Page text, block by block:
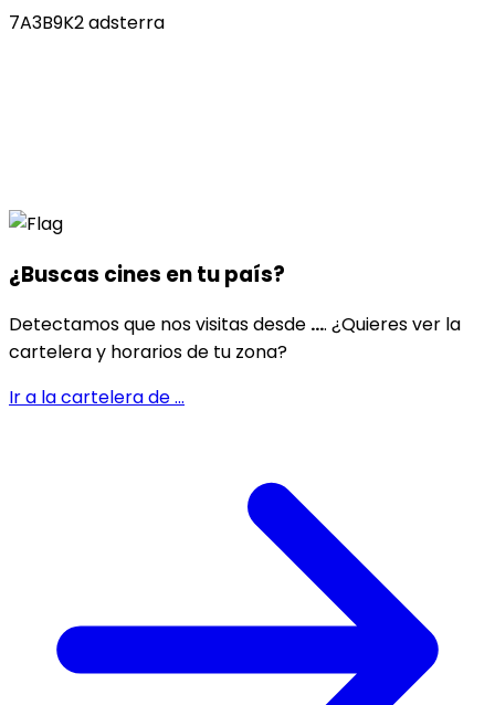
7A3B9K2 adsterra
¿Buscas cines entu país?
Detectamos que nos visitas desde .... ¿Quieres ver la
cartelera y horarios de tu zona?
Ir a la cartelera de...